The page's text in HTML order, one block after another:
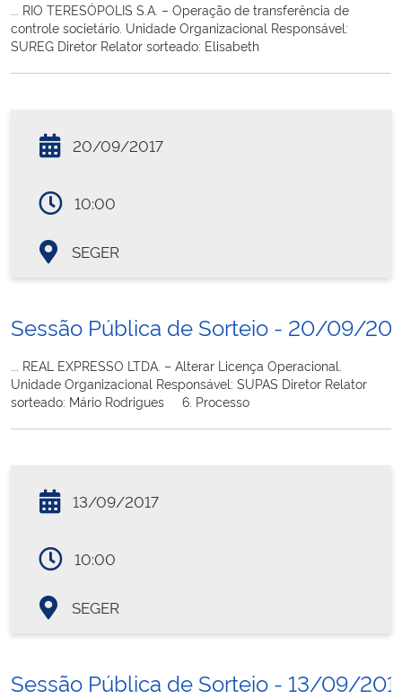
... RIO TERESÓPOLIS S.A. – Operação de transferência de
controle societário. Unidade Organizacional Responsável:
SUREG Diretor Relator sorteado: Elisabeth
20/09/2017
10:00
SEGER
Sessão Pública de Sorteio - 20/09/
... REAL EXPRESSO LTDA. – Alterar Licença Operacional.
Unidade Organizacional Responsável: SUPAS Diretor Relator
sorteado: Mário Rodrigues 6. Processo
13/09/2017
10:00
SEGER
Sessão Pública de Sorteio - 13/09/